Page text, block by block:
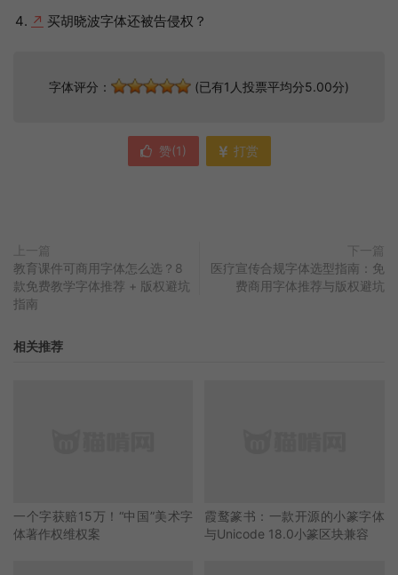
↗ 买胡晓波字体还被告侵权？
字体评分： (已有1人投票平均分5.00分)
赞(1) 打赏
上一篇
教育课件可商用字体怎么选？8
款免费教学字体推荐 + 版权避坑
指南
下一篇
医疗宣传合规字体选型指南：免
费商用字体推荐与版权避坑
相关推荐
一个字获赔15万！“中国”美术字
体著作权维权案
霞鹜篆书：一款开源的小篆字体
与Unicode 18.0小篆区块兼容